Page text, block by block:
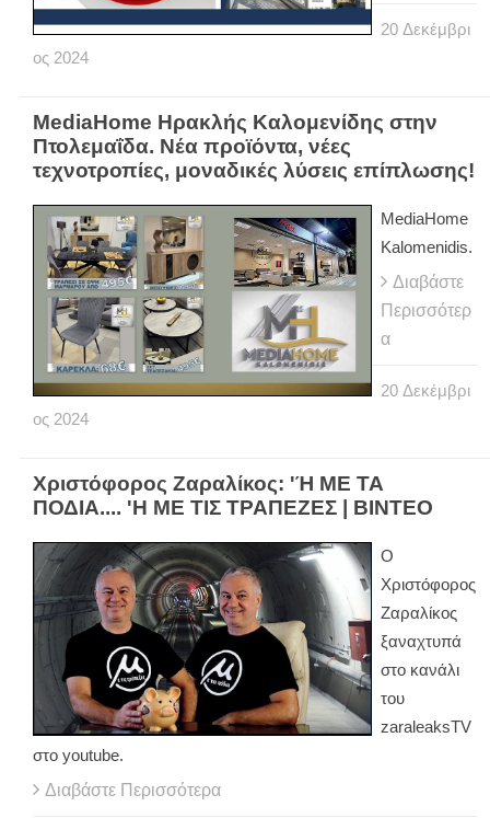
20 Δεκέμβρι
ος 2024
MediaHome Ηρακλής Καλομενίδης στην
Πτολεμαΐδα. Νέα προϊόντα, νέες
τεχνοτροπίες, μοναδικές λύσεις επίπλωσης!
MediaHome
Kalomenidis.
Διαβάστε
Περισσότερ
α
20 Δεκέμβρι
ος 2024
Χριστόφορος Ζαραλίκος: 'Ή ΜΕ ΤΑ
ΠΟΔΙΑ.... 'Η ΜΕ ΤΙΣ ΤΡΑΠΕΖΕΣ | ΒΙΝΤΕΟ
Ο
Χριστόφορος
Ζαραλίκος
ξαναχτυπά
στο κανάλι
του
zaraleaksTV
στο youtube.
Διαβάστε Περισσότερα